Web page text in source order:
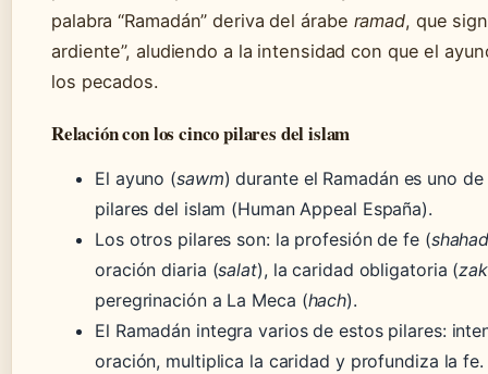
palabra “Ramadán” deriva del árabe ramad, que
ardiente”, aludiendo a la intensidad con que el
los pecados.
Relación con los cinco pilares del islam
El ayuno (sawm) durante el Ramadán es uno
pilares del islam (Human Appeal España).
Los otros pilares son: la profesión de fe (
oración diaria (salat), la caridad obligatoria (
peregrinación a La Meca (hach).
El Ramadán integra varios de estos pilares:
oración, multiplica la caridad y profundiza la fe.